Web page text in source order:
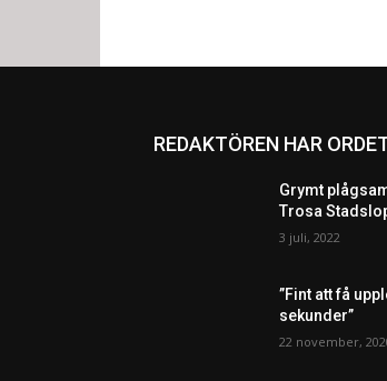
REDAKTÖREN HAR
Grymt
Trosa
3 juli, 2022
”Fint att få
sekunder”
22 november,